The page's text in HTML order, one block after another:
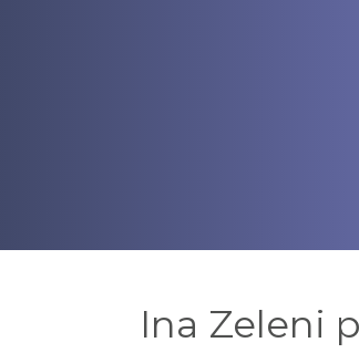
Ina Zeleni